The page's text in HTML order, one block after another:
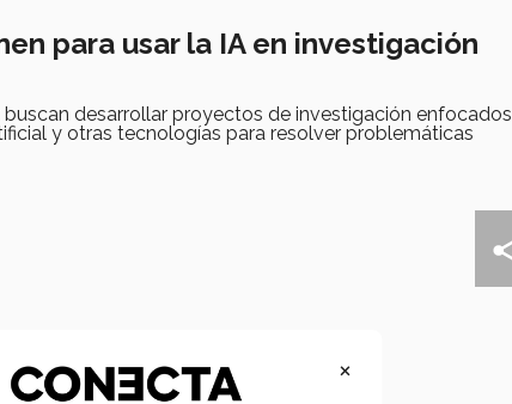
para usar la IA en investigación
desarrollar proyectos de investigación enfocados
y otras tecnologías para resolver problemáticas
×